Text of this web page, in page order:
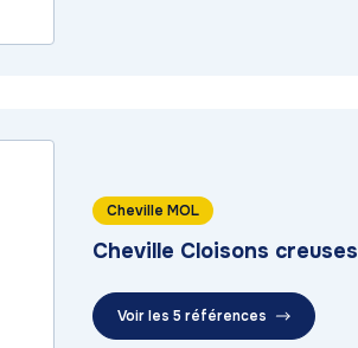
Cheville MOL
Cheville Cloisons creuses
Voir les 5 références